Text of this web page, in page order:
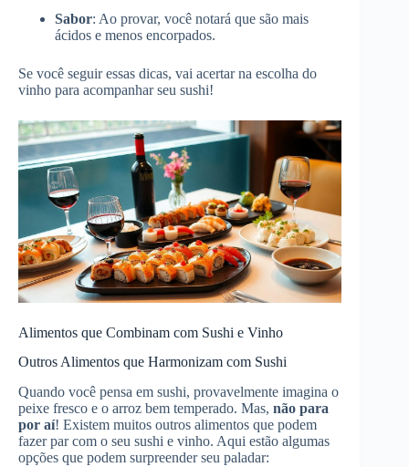
Sabor: Ao provar, você notará que são mais
ácidos e menos encorpados.
Se você seguir essas dicas, vai acertar na escolha do
vinho para acompanhar seu sushi!
Alimentos que Combinam com Sushi e Vinho
Outros Alimentos que Harmonizam com Sushi
Quando você pensa em sushi, provavelmente imagina o
peixe fresco e o arroz bem temperado. Mas, não para
por aí! Existem muitos outros alimentos que podem
fazer par com o seu sushi e vinho. Aqui estão algumas
opções que podem surpreender seu paladar: